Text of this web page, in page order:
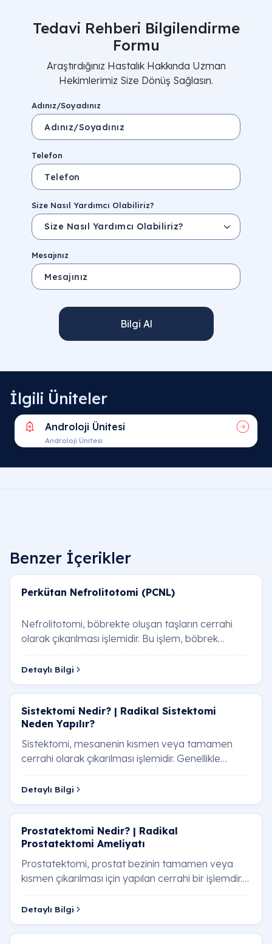
Tedavi Rehberi Bilgilendirme
Formu
Araştırdığınız Hastalık Hakkında Uzman
Hekimlerimiz Size Dönüş Sağlasın.
Adınız/Soyadınız
Telefon
Size Nasıl Yardımcı Olabiliriz?
Mesajınız
Bilgi Al
İlgili Üniteler
Androloji Ünitesi
Androloji Ünitesi
Benzer İçerikler
Perkütan Nefrolitotomi (PCNL)
Nefrolitotomi, böbrekte oluşan taşların cerrahi
olarak çıkarılması işlemidir. Bu işlem, böbrek
taşlarının boyutu, yeri, hastanın genel sağlı…
Detaylı Bilgi
Sistektomi Nedir? | Radikal Sistektomi
Neden Yapılır?
Sistektomi, mesanenin kısmen veya tamamen
cerrahi olarak çıkarılması işlemidir. Genellikle
mesane kanseri tedavisinde başvurulan bir
yöntem …
Detaylı Bilgi
Prostatektomi Nedir? | Radikal
Prostatektomi Ameliyatı
Prostatektomi, prostat bezinin tamamen veya
kısmen çıkarılması için yapılan cerrahi bir işlemdir.
Bu ameliyat, prostat kanseri ve iyi huylu …
Detaylı Bilgi